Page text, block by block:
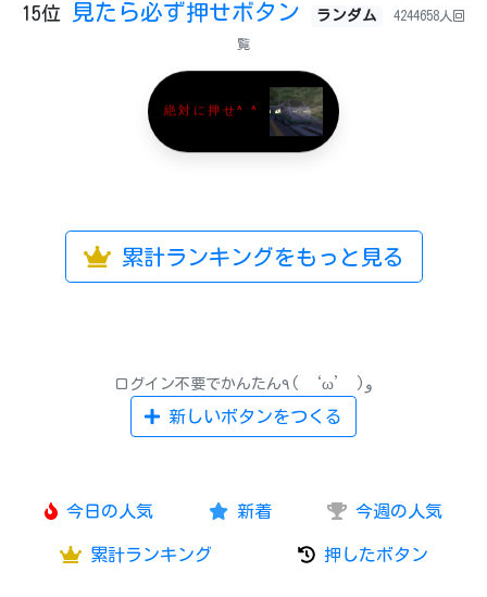
15位 見たら必ず押せボタン ランダム 4244658人回
覧
絶対に押せ^ ^
累計ランキングをもっと見る
ログイン不要でかんたん٩( ‘ω’ )و
新しいボタンをつくる
今日の人気 新着 今週の人気
累計ランキング 押したボタン